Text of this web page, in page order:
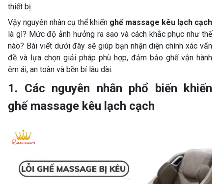
thiết bị.
Vậy nguyên nhân cụ thể khiến ghế massage kêu lạch cạch
là gì? Mức độ ảnh hưởng ra sao và cách khắc phục như thế
nào? Bài viết dưới đây sẽ giúp bạn nhận diện chính xác vấn
đề và lựa chọn giải pháp phù hợp, đảm bảo ghế vận hành
êm ái, an toàn và bền bỉ lâu dài.
1. Các nguyên nhân phổ biến khiến
ghế massage kêu lạch cạch